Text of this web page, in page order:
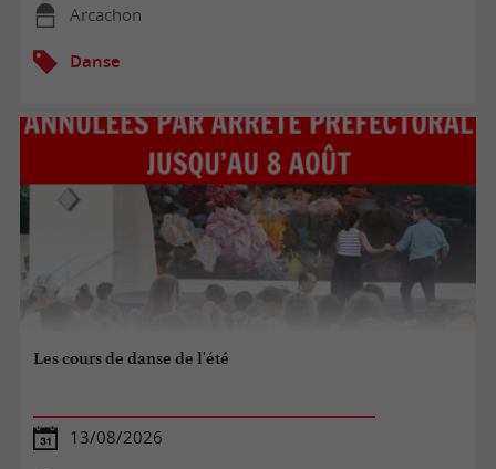
Arcachon
Danse
Les cours de danse de l'été
13/08/2026